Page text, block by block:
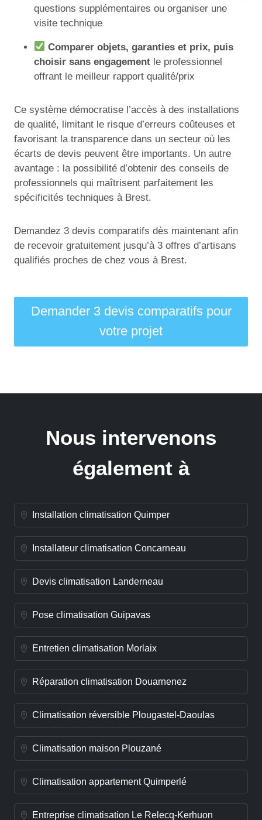
questions supplémentaires ou organiser une
visite technique
Comparer objets, garanties et prix, puis
choisir sans engagement le professionnel
offrant le meilleur rapport qualité/prix
Ce système démocratise l’accès à des installations
de qualité, limitant le risque d’erreurs coûteuses et
favorisant la transparence dans un secteur où les
écarts de devis peuvent être importants. Un autre
avantage : la possibilité d’obtenir des conseils de
professionnels qui maîtrisent parfaitement les
spécificités techniques à Brest.
Demandez 3 devis comparatifs dès maintenant afin
de recevoir gratuitement jusqu’à 3 offres d’artisans
qualifiés proches de chez vous à Brest.
Demander 3 devis comparatifs pour
votre projet
Nous intervenons
également à
Installation climatisation Quimper
Installateur climatisation Concarneau
Devis climatisation Landerneau
Pose climatisation Guipavas
Entretien climatisation Morlaix
Réparation climatisation Douarnenez
Climatisation réversible Plougastel-Daoulas
Climatisation maison Plouzané
Climatisation appartement Quimperlé
Entreprise climatisation Le Relecq-Kerhuon